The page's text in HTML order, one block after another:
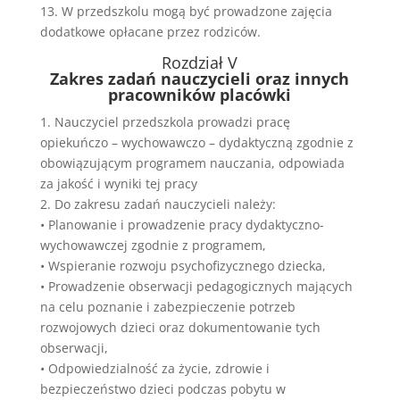
13. W przedszkolu mogą być prowadzone zajęcia
dodatkowe opłacane przez rodziców.
Rozdział V
Zakres zadań nauczycieli oraz innych
pracowników placówki
1. Nauczyciel przedszkola prowadzi pracę
opiekuńczo – wychowawczo – dydaktyczną zgodnie z
obowiązującym programem nauczania, odpowiada
za jakość i wyniki tej pracy
2. Do zakresu zadań nauczycieli należy:
• Planowanie i prowadzenie pracy dydaktyczno-
wychowawczej zgodnie z programem,
• Wspieranie rozwoju psychofizycznego dziecka,
• Prowadzenie obserwacji pedagogicznych mających
na celu poznanie i zabezpieczenie potrzeb
rozwojowych dzieci oraz dokumentowanie tych
obserwacji,
• Odpowiedzialność za życie, zdrowie i
bezpieczeństwo dzieci podczas pobytu w